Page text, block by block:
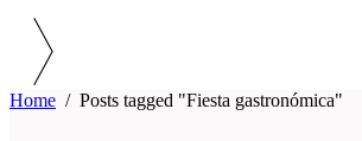
Home / Posts tagged "Fiesta gastronómica"